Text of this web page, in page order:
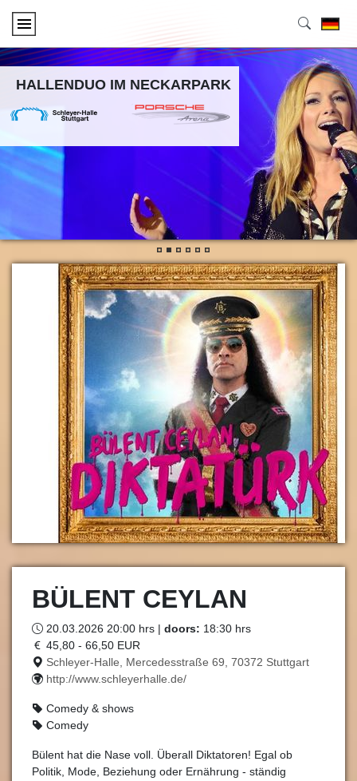
HALLENDUO IM NECKARPARK
• • • • • •
BÜLENT CEYLAN
20.03.2026 20:00 hrs | doors: 18:30 hrs
45,80 - 66,50 EUR
Schleyer-Halle, Mercedesstraße 69, 70372 Stuttgart
http://www.schleyerhalle.de/
Comedy & shows
Comedy
Bülent hat die Nase voll. Überall Diktatoren! Egal ob
Politik, Mode, Beziehung oder Ernährung - ständig